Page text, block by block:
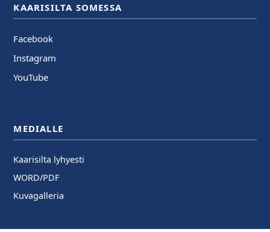
KAARISILTA SOMESSA
Facebook
Instagram
YouTube
MEDIALLE
Kaarisilta lyhyesti
WORD/PDF
Kuvagalleria